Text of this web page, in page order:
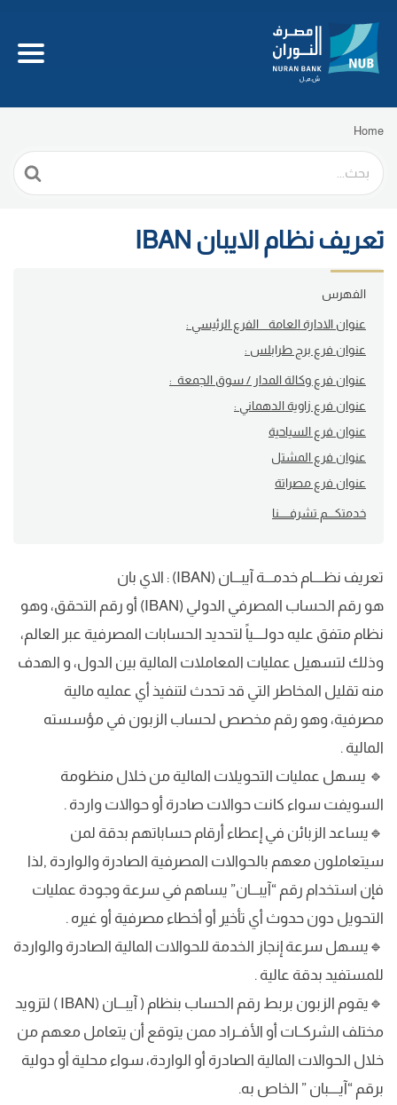
Home
Search
For
تعريف نظام الايبان IBAN
الفهرس
عنوان الادارة العامة _ الفرع الرئيسي :
عنوان فرع برج طرابلس :
عنوان فرع وكالة المدار / سوق الجمعة :
عنوان فرع زاوية الدهماني :
عنوان فرع السياحية
عنوان فرع المشتل
عنوان فرع مصراتة
خدمتكــــم تشرفــــــنا
تعريف نظــــام خدمـــة آيبـــان (IBAN) : الاي بان
هو رقم الحساب المصرفي الدولي (IBAN) أو رقم التحقق، وهو
نظام متفق عليه دولــــياً لتحديد الحسابات المصرفية عبر العالم،
وذلك لتسهيل عمليات المعاملات المالية بين الدول، و الهدف
منه تقليل المخاطر التي قد تحدث لتنفيذ أي عمليه مالية
مصرفية، وهو رقم مخصص لحساب الزبون في مؤسسته
المالية .
🔹 يسهل عمليات التحويلات المالية من خلال منظومة
السويفت سواء كانت حوالات صادرة أو حوالات واردة .
🔹يساعد الزبائن في إعطاء أرقام حساباتهم بدقة لمن
سيتعاملون معهم بالحوالات المصرفية الصادرة والواردة ,لذا
فإن استخدام رقم “آيبـــان” يساهم في سرعة وجودة عمليات
التحويل دون حدوث أي تأخير أو أخطاء مصرفية أو غيره .
🔹يسهل سرعة إنجاز الخدمة للحوالات المالية الصادرة والواردة
للمستفيد بدقة عالية .
🔹يقوم الزبون بربط رقم الحساب بنظام ( آيبـــان (IBAN ) لتزويد
مختلف الشركــات أو الأفــراد ممن يتوقع أن يتعامل معهم من
خلال الحوالات المالية الصادرة أو الواردة، سواء محلية أو دولية
برقم “آيــــبان ” الخاص به.